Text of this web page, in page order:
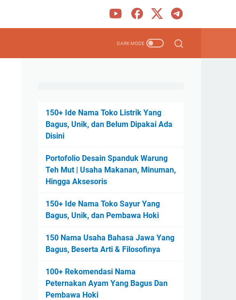
150+ Ide Nama Toko Listrik Yang
Bagus, Unik, dan Belum Dipakai Ada
Disini
Portofolio Desain Spanduk Warung
Teh Mut | Usaha Makanan, Minuman,
Hingga Aksesoris
150+ Ide Nama Toko Sayur Yang
Bagus, Unik, dan Pembawa Hoki
150 Nama Usaha Bahasa Jawa Yang
Bagus, Beserta Arti & Filosofinya
100+ Rekomendasi Nama
Peternakan Ayam Yang Bagus Dan
Pembawa Hoki